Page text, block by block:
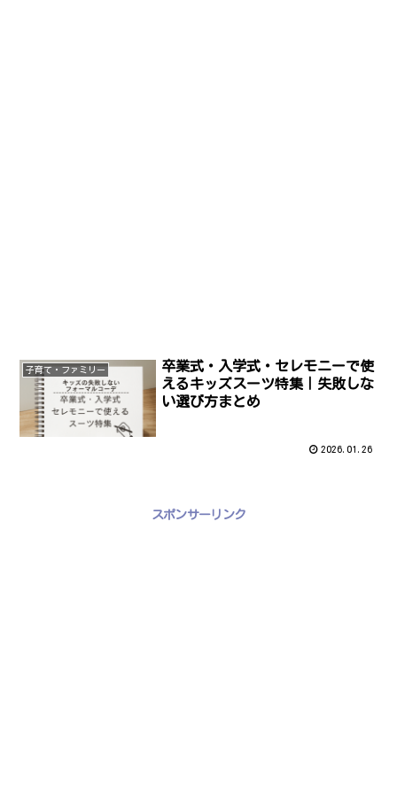
子育て・ファミリー
卒業式・入学式・セレモニーで使
えるキッズスーツ特集｜失敗しな
い選び方まとめ
2026.01.26
スポンサーリンク